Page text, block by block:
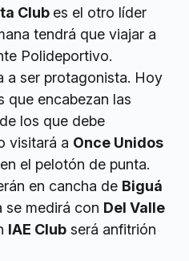
Club es el otro líder
tendrá que viajar a
Polideportivo.
a ser protagonista. Hoy
que encabezan las
los que debe
visitará a Once Unidos
el pelotón de punta.
en cancha de Biguá
se medirá con Del Valle
IAE Club será anfitrión